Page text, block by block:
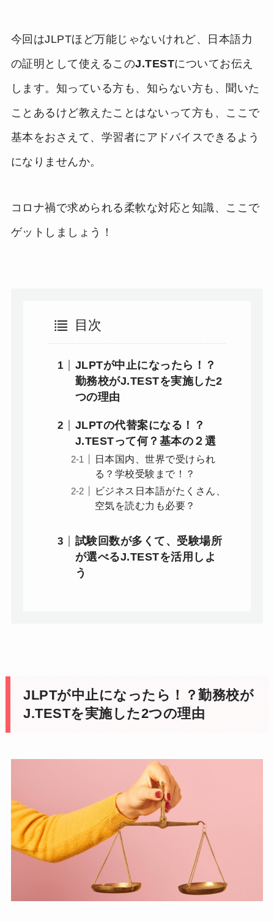
今回はJLPTほど万能じゃないけれど、日本語力
の証明として使えるこのJ.TESTについてお伝え
します。知っている方も、知らない方も、聞いた
ことあるけど教えたことはないって方も、ここで
基本をおさえて、学習者にアドバイスできるよう
になりませんか。
コロナ禍で求められる柔軟な対応と知識、ここで
ゲットしましょう！
目次
JLPTが中止になったら！？
勤務校がJ.TESTを実施した2
つの理由
JLPTの代替案になる！？
J.TESTって何？基本の２選
日本国内、世界で受けられ
る？学校受験まで！？
ビジネス日本語がたくさん、
空気を読む力も必要？
試験回数が多くて、受験場所
が選べるJ.TESTを活用しよ
う
JLPTが中止になったら！？勤務校が
J.TESTを実施した2つの理由